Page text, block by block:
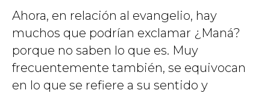
Ahora, en relación al evangelio, hay
muchos que podrían exclamar ¿Maná?
porque no saben lo que es. Muy
frecuentemente también, se equivocan
en lo que se refiere a su sentido y